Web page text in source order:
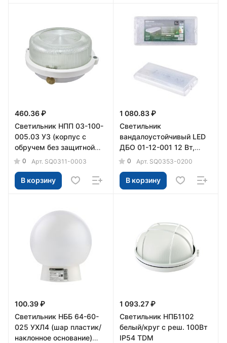
460.36 ₽
Светильник НПП 03-100-
005.03 У3 (корпус с
обручем без защитной
решетки, белый) TDM
0 Арт. SQ0311-0003
В корзину
1 080.83 ₽
Светильник
вандалоустойчивый LED
ДБО 01-12-001 12 Вт,
1000 лм, 4000 К, IP54
0 Арт. SQ0353-0200
В корзину
100.39 ₽
Светильник НББ 64-60-
025 УХЛ4 (шар пластик/
наклонное основание)
1 093.27 ₽
Светильник НПБ1102
белый/круг с реш. 100Вт
IP54 TDM